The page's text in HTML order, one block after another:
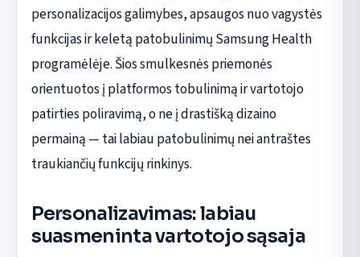
personalizacijos galimybes, apsaugos nuo vagystės
funkcijas ir keletą patobulinimų Samsung Health
programėlėje. Šios smulkesnės priemonės
orientuotos į platformos tobulinimą ir vartotojo
patirties poliravimą, o ne į drastišką dizaino
permainą — tai labiau patobulinimų nei antraštes
traukiančių funkcijų rinkinys.
Personalizavimas: labiau
suasmeninta vartotojo sąsaja